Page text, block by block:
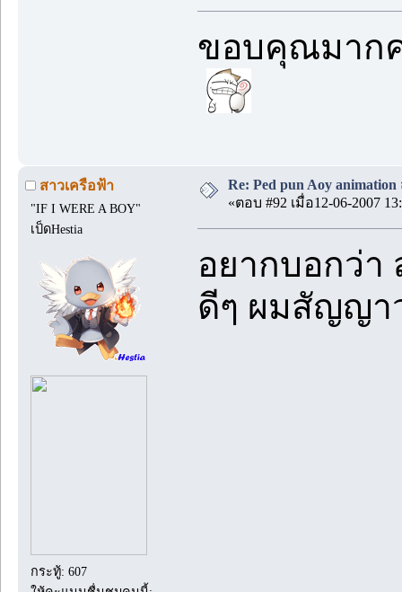
ขอบคุณมากค
สาวเครือฟ้า
"IF I WERE A BOY"
เป็ดHestia
กระทู้: 607
Re: Ped pun Aoy
«ตอบ #92 เมื่อ12-06-2007
อยากบอกว่
ดีๆ ผมสัญญา